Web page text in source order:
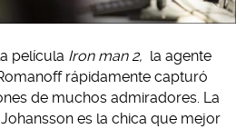
película Iron man 2, la agente
rápidamente capturó
de muchos admiradores. La
es la chica que mejor